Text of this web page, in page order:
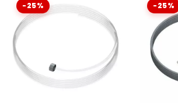
-25% -25%